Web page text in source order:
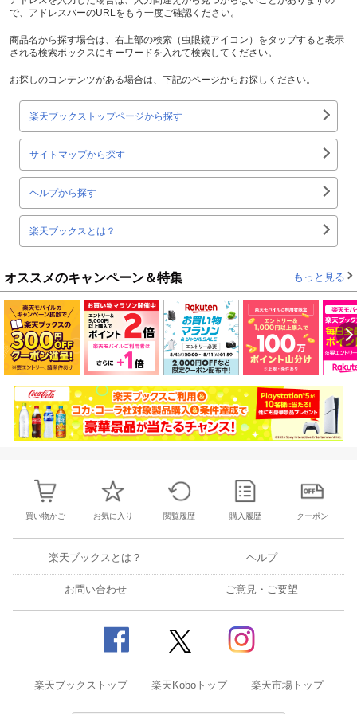
で、アドレスバーのURLをもう一度ご確認ください。
商品名から探す場合は、右上部の検索（虫眼鏡アイコン）をタップすると表示
される検索ボックスにキーワードを入れて検索してください。
お探しのコンテンツがある場合は、下記のページからお探しください。
楽天ブックストップページから探す
サイトマップから探す
ヘルプから探す
楽天ブックスとは？
オススメのキャンペーン＆特集 もっと見る
買い物かご お気に入り 閲覧履歴 購入履歴 クーポン
楽天ブックスとは？ ヘルプ
お問い合わせ ご意見・ご要望
楽天ブックストップ 楽天Koboトップ 楽天市場トップ